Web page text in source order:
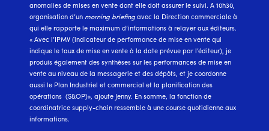
anomalies de mises en vente dont elle doit assurer le suivi. A 10h30,
organisation d’un morning briefing avec la Direction commerciale à
qui elle rapporte le maximum d’informations à relayer aux éditeurs.
« Avec l’IPMV (indicateur de performance de mise en vente qui
indique le taux de mise en vente à la date prévue par l’éditeur), je
produis également des synthèses sur les performances de mise en
vente au niveau de la messagerie et des dépôts, et je coordonne
aussi le Plan Industriel et commercial et la planification des
opérations (S&OP)», ajoute Jenny. En somme, la fonction de
coordinatrice supply-chain ressemble à une course quotidienne aux
informations.